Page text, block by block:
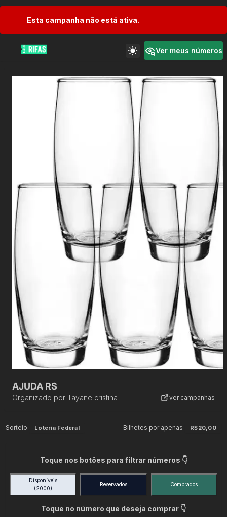
Esta campanha não está ativa.
Ver meus números
AJUDA RS
Organizado por Tayane cristina ver campanhas
Sorteio Loteria Federal Bilhetes por apenas R$20,00
Toque nos botões para filtrar números 👇
Disponíveis
(2000)
Reservados Comprados
Toque no número que deseja comprar 👇